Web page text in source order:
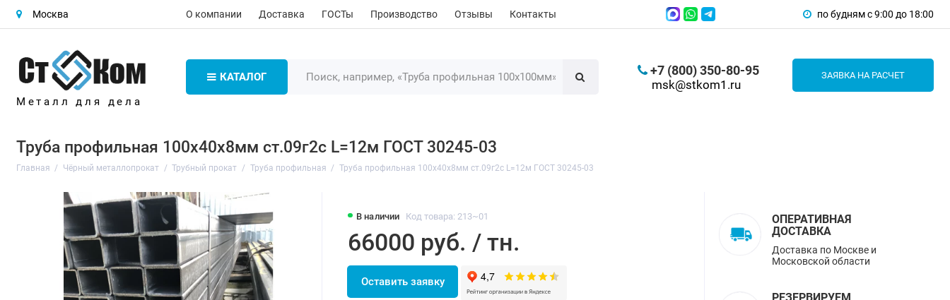
Москва О компании Доставка ГОСТы Производство Отзывы Контакты по будням с 9:00 до 18:00
Металл для дела
КАТАЛОГ +7 (800) 350-80-95
msk@stkom1.ru
ЗАЯВКА НА РАСЧЕТ
Труба профильная 100х40х8мм ст.09г2с L=12м ГОСТ 30245-03
Главная Чёрный металлопрокат Трубный прокат Труба профильная Труба профильная 100х40х8мм ст.09г2с L=12м ГОСТ 30245-03
В наличии Код товара: 213~01
66000 руб. / тн.
Оставить заявку
ОПЕРАТИВНАЯ
ДОСТАВКА
Доставка по Москве и
Московской области